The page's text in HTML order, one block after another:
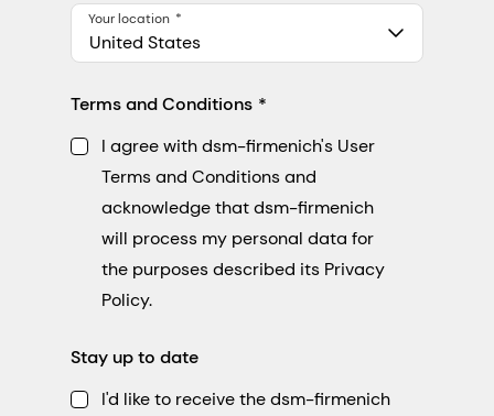
United States
Your location
Terms and Conditions
I agree with dsm-firmenich's User
Terms and Conditions and
acknowledge that dsm-firmenich
will process my personal data for
the purposes described its Privacy
Policy.
Stay up to date
I'd like to receive the dsm-firmenich